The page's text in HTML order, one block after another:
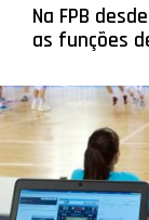
Na FPB
as funções